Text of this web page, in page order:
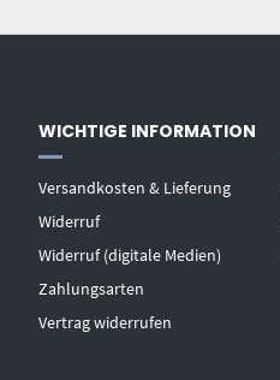
WICHTIGE INFORMATION
Versandkosten & Lieferung
Widerruf
Widerruf (digitale Medien)
Zahlungsarten
Vertrag widerrufen